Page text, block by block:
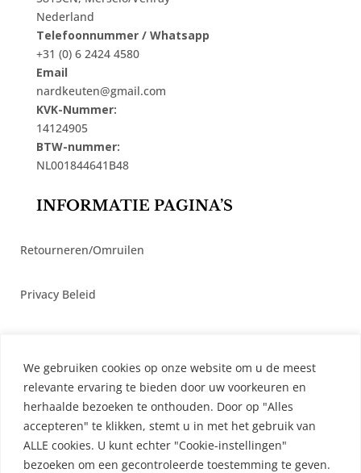
We gebruiken cookies op onze website om u de meest
relevante ervaring te bieden door uw voorkeuren en
herhaalde bezoeken te onthouden. Door op "Alles
accepteren" te klikken, stemt u in met het gebruik van
ALLE cookies. U kunt echter "Cookie-instellingen"
bezoeken om een ​​gecontroleerde toestemming te geven.
Nederland
Telefoonnummer / Whatsapp
+31 (0) 6 2424 4580
Email
nardkeuten@gmail.com
KVK-Nummer:
14124905
BTW-nummer:
NL001844641B48
INFORMATIE PAGINA’S
Retourneren/Omruilen
Privacy Beleid
Algemene Voorwaarden
Contact